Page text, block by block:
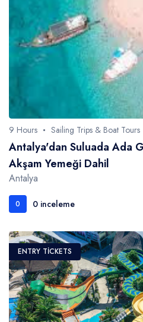
9 Hours Sailing Trips & Boat Tours
Antalya'dan Suluada Ada
Akşam Yemeği Dahil
Antalya
0 0 inceleme
ENTRY TICKETS